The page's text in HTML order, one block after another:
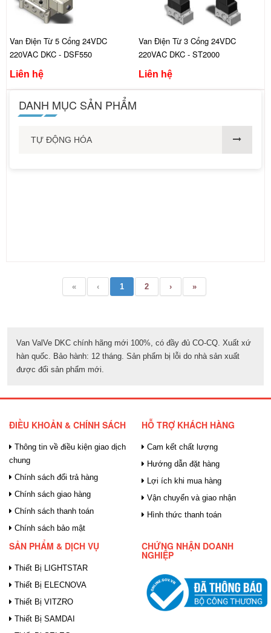
Van Điện Từ 5 Cổng 24VDC
220VAC DKC - DSF550
Liên hệ
Van Điện Từ 3 Cổng 24VDC
220VAC DKC - ST2000
Liên hệ
DANH MỤC SẢN PHẨM
TỰ ĐỘNG HÓA
« ‹ 1 2 › »
Van ValVe DKC chính hãng mới 100%, có đầy đủ CO-CQ. Xuất xứ
hàn quốc. Bảo hành: 12 tháng. Sản phẩm bị lỗi do nhà sản xuất
được đổi sản phẩm mới.
ĐIỀU KHOẢN & CHÍNH SÁCH
Thông tin về điều kiện giao dịch
chung
Chính sách đổi trả hàng
Chính sách giao hàng
Chính sách thanh toán
Chính sách bảo mật
HỖ TRỢ KHÁCH HÀNG
Cam kết chất lượng
Hướng dẫn đặt hàng
Lợi ích khi mua hàng
Vận chuyển và giao nhận
Hình thức thanh toán
SẢN PHẨM & DỊCH VỤ
Thiết Bị LIGHTSTAR
Thiết Bị ELECNOVA
Thiết Bị VITZRO
Thiết Bị SAMDAI
CHỨNG NHẬN DOANH
NGHIỆP